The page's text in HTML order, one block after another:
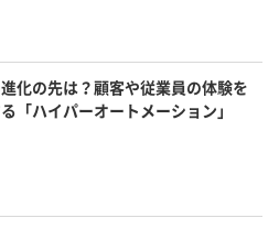
化の先は？顧客や従業員の体験を
「ハイパーオートメーション」